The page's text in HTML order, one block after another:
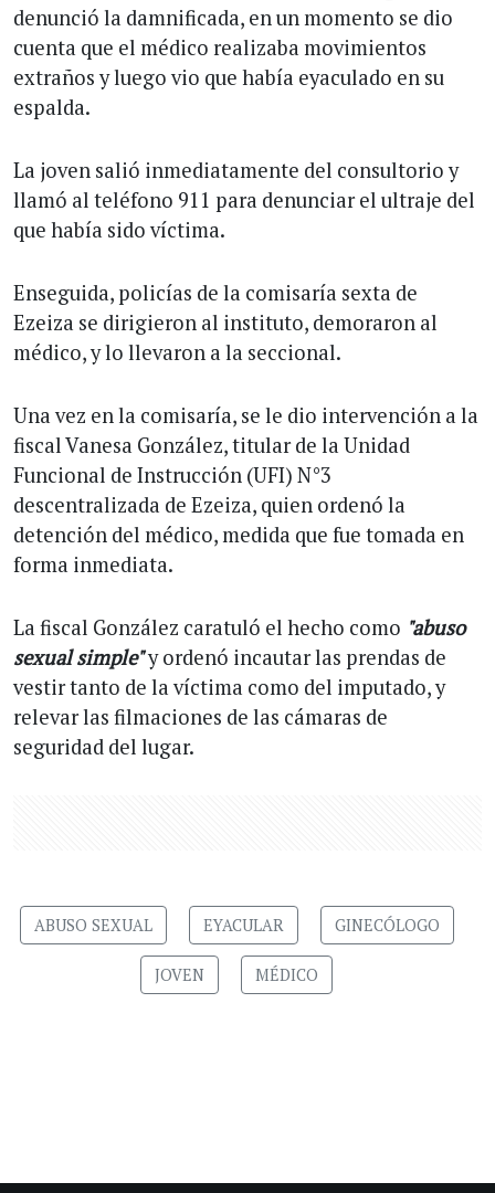
denunció la damnificada, en un momento se dio
cuenta que el médico realizaba movimientos
extraños y luego vio que había eyaculado en su
espalda.
La joven salió inmediatamente del consultorio y
llamó al teléfono 911 para denunciar el ultraje del
que había sido víctima.
Enseguida, policías de la comisaría sexta de
Ezeiza se dirigieron al instituto, demoraron al
médico, y lo llevaron a la seccional.
Una vez en la comisaría, se le dio intervención a la
fiscal Vanesa González, titular de la Unidad
Funcional de Instrucción (UFI) N°3
descentralizada de Ezeiza, quien ordenó la
detención del médico, medida que fue tomada en
forma inmediata.
La fiscal González caratuló el hecho como "abuso
sexual simple"y ordenó incautar las prendas de
vestir tanto de la víctima como del imputado, y
relevar las filmaciones de las cámaras de
seguridad del lugar.
ABUSO SEXUAL EYACULAR GINECÓLOGO
JOVEN MÉDICO